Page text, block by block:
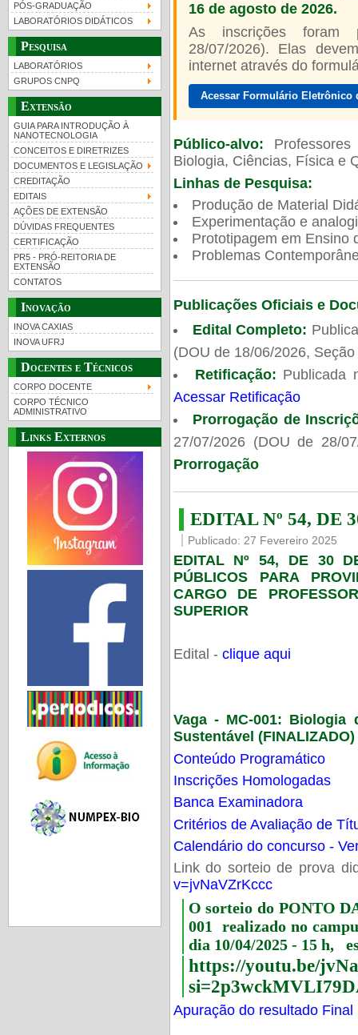
PÓS-GRADUAÇÃO
LABORATÓRIOS DIDÁTICOS
Pesquisa
LABORATÓRIOS
GRUPOS CNPQ
Extensão
GUIA PARA INTRODUÇÃO À
NANOTECNOLOGIA
CONCEITOS E DIRETRIZES
DOCUMENTOS E LEGISLAÇÃO
CREDITAÇÃO
EDITAIS
AÇÕES DE EXTENSÃO
DÚVIDAS FREQUENTES
CERTIFICAÇÃO
PR5 - PRÓ-REITORIA DE
EXTENSÃO
CONTATOS
Inovação
INOVA CAXIAS
INOVA UFRJ
Docentes e Técnicos
CORPO DOCENTE
CORPO TÉCNICO
ADMINISTRATIVO
Links Externos
16 de agosto de 2026.
As inscrições foram
28/07/2026). Elas
internet através do
Acessar Formulário
Público-alvo:
Biologia, Ciências, Física e
Linhas de Pesquisa:
Produção de Material
Experimentação e
Prototipagem em Ensino
Problemas
Publicações Oficiais e
Edital Completo:
(DOU de 18/06/2026,
Retificação: Publicada
Acessar Retificação
Prorrogação de
27/07/2026 (DOU de 28/
Prorrogação
EDITAL Nº 54, DE
Publicado: 27 Fevereiro 2025
EDITAL Nº 54, DE 30
PÚBLICOS PARA
CARGO DE
SUPERIOR
Edital - clique aqui
Vaga - MC-001: Biologia
Sustentável (FINALIZADO)
Conteúdo Programático
Inscrições Homologadas
Banca Examinadora
Critérios de Avaliação de
Calendário do concurso -
Link do sorteio de prova
v=jvNaVZrKccc
O sorteio do PONTO
001 realizado no
dia 10/04/2025 - 15 h,
https://youtu.be/
Apuração do resultado Final